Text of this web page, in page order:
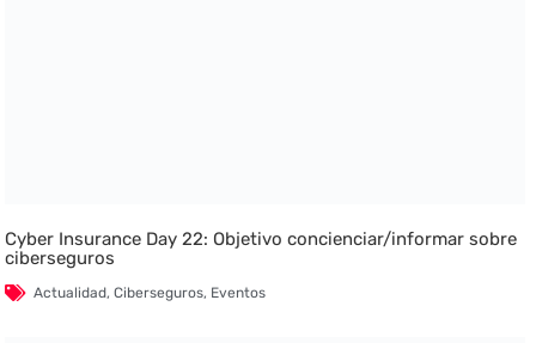
Cyber Insurance Day 22: Objetivo concienciar/informar sobre
ciberseguros
Actualidad,Ciberseguros, Eventos